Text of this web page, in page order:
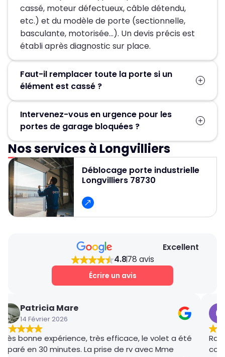
cassé, moteur défectueux, câble détendu,
etc.) et du modèle de porte (sectionnelle,
basculante, motorisée…). Un devis précis est
établi après diagnostic sur place.
Faut-il remplacer toute la porte si un
élément est cassé ?
les pièces défectueuses (ressort, moteur,
câbles, rails) sont remplacées, ce qui permet
d’éviter un changement complet de la porte.
Intervenez-vous en urgence pour les
portes de garage bloquées ?
Oui, un service d’urgence est disponible
24h/24 et 7j/7 pour débloquer et réparer
rapidement les portes de garage.
Nos services à Longvilliers
Déblocage porte industrielle
Longvilliers 78730
Excellent
4.878 avis
Écrire un avis
Patricia Mare
14 Février 2026
Très bonne expérience, très efficace, le volet a été
réparé en 30 minutes. La prise de rv avec Mme